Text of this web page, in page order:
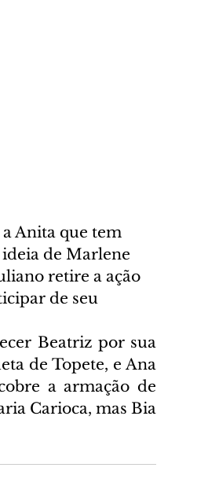
Anita que tem
de Marlene
retire a ação
de seu
Beatriz por sua
de Topete, e Ana
a armação de
Carioca, mas Bia